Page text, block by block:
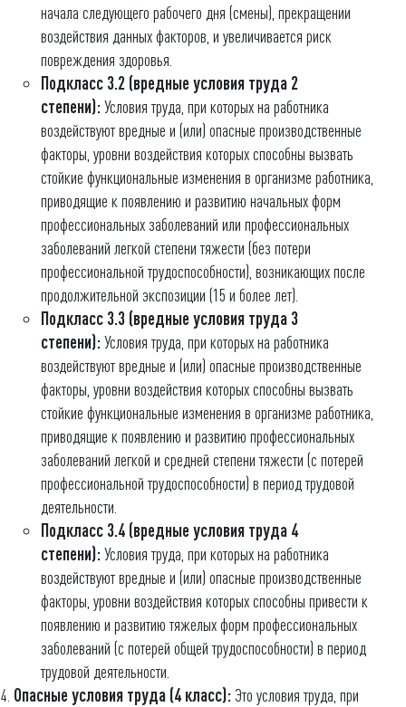
начала следующего рабочего дня (смены), прекращении
воздействия данных факторов, и увеличивается риск
повреждения здоровья.
Подкласс 3.2 (вредные условия труда 2
степени):Условия труда, при которых на работника
воздействуют вредные и (или) опасные производственные
факторы, уровни воздействия которых способны вызвать
стойкие функциональные изменения в организме работника,
приводящие к появлению и развитию начальных форм
профессиональных заболеваний или профессиональных
заболеваний легкой степени тяжести (без потери
профессиональной трудоспособности), возникающих после
продолжительной экспозиции (15 и более лет).
Подкласс 3.3 (вредные условия труда 3
степени):Условия труда, при которых на работника
воздействуют вредные и (или) опасные производственные
факторы, уровни воздействия которых способны вызвать
стойкие функциональные изменения в организме работника,
приводящие к появлению и развитию профессиональных
заболеваний легкой и средней степени тяжести (с потерей
профессиональной трудоспособности) в период трудовой
деятельности.
Подкласс 3.4 (вредные условия труда 4
степени):Условия труда, при которых на работника
воздействуют вредные и (или) опасные производственные
факторы, уровни воздействия которых способны привести к
появлению и развитию тяжелых форм профессиональных
заболеваний (с потерей общей трудоспособности) в период
трудовой деятельности.
Опасные условия труда (4 класс): Это условия труда, при